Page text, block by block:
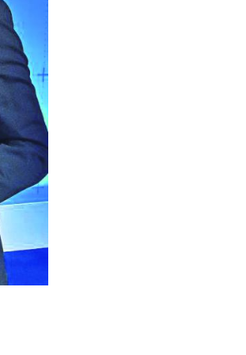
Next